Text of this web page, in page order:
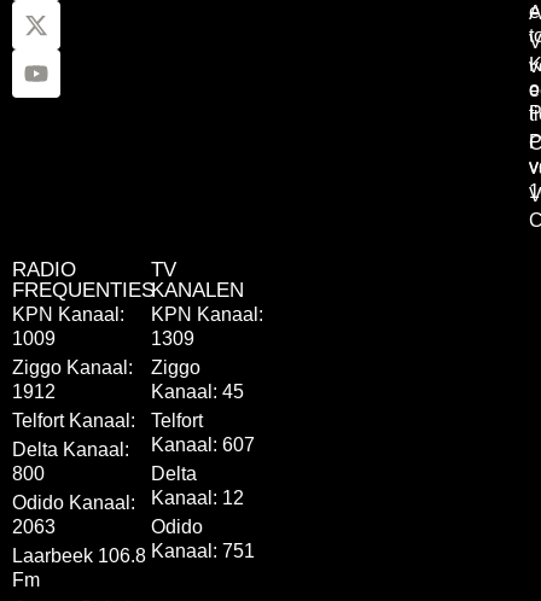
RADIO
FREQUENTIES
KPN Kanaal:
1009
Ziggo Kanaal:
1912
Telfort Kanaal:
Delta Kanaal:
800
Odido Kanaal:
2063
Laarbeek 106.8
Fm
TV
KANALEN
KPN Kanaal:
1309
Ziggo
Kanaal: 45
Telfort
Kanaal: 607
Delta
Kanaal: 12
Odido
Kanaal: 751